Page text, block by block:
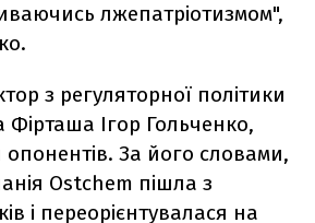
лжепатріотизмом",
з регуляторної політики
Фірташа Ігор Гольченко,
опонентів. За його словами,
Ostchem пішла з
і переорієнтувалася на